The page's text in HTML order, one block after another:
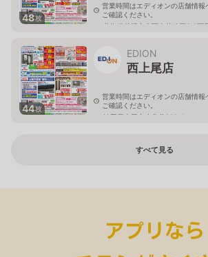
48枚
営業時間はエディオンの店舗情報
ご確認ください。
北海道札幌市東区東苗穂三条2丁
44枚
EDION
西上尾店
営業時間はエディオンの店舗情報
ご確認ください。
埼玉県上尾市小敷谷809-1
すべて見る